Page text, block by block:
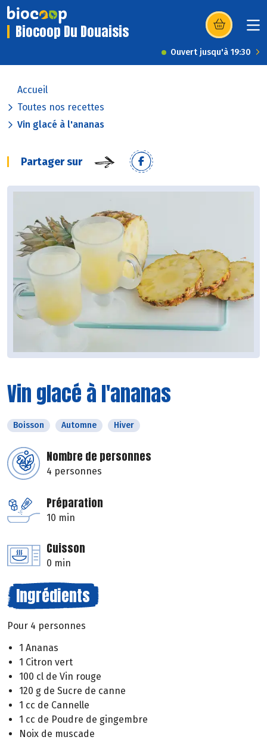
Biocoop Du Douaisis (s’ouvre dans
Ouvert jusqu'à 19:30
Accueil
Toutes nos recettes
Vin glacé à l'ananas
Partager sur
Vin glacé à l'ananas
Boisson Automne Hiver
Nombre de personnes
4 personnes
Préparation
10 min
Cuisson
0 min
Ingrédients
Pour 4 personnes
1 Ananas
1 Citron vert
100 cl de Vin rouge
120 g de Sucre de canne
1 cc de Cannelle
1 cc de Poudre de gingembre
Noix de muscade